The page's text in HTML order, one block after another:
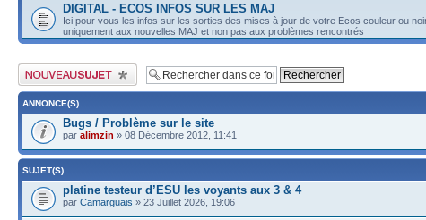
DIGITAL - ECOS INFOS SUR LES MAJ
Ici pour vous les infos sur les sorties des mises à jour de votre Ecos couleur ou
uniquement aux nouvelles MAJ et non pas aux problèmes rencontrés
Publier un nouveau sujet
ANNONCE(S)
Bugs / Problème sur le site
par alimzin » 08 Décembre 2012, 11:41
SUJET(S)
platine testeur d’ESU les voyants aux 3 & 4
par Camarguais » 23 Juillet 2026, 19:06